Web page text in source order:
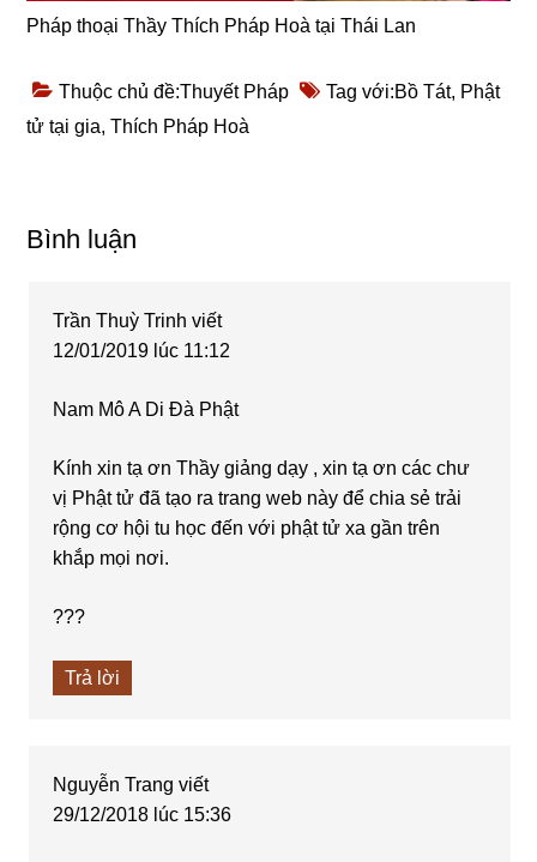
Pháp thoại Thầy Thích Pháp Hoà tại Thái Lan
Thuộc chủ đề:Thuyết Pháp Tag với:Bồ Tát, Phật
tử tại gia,Thích Pháp Hoà
Reader
Bình luận
Trần Thuỳ Trinh viết
12/01/2019 lúc 11:12
Nam Mô A Di Đà Phật
Kính xin tạ ơn Thầy giảng dạy , xin tạ ơn các chư
vị Phật tử đã tạo ra trang web này để chia sẻ trải
rộng cơ hội tu học đến với phật tử xa gần trên
khắp mọi nơi.
???
Trả lời
Nguyễn Trang viết
29/12/2018 lúc 15:36